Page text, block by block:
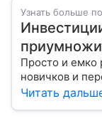
Узнать больше
Просто и емко
новичков и
Читать